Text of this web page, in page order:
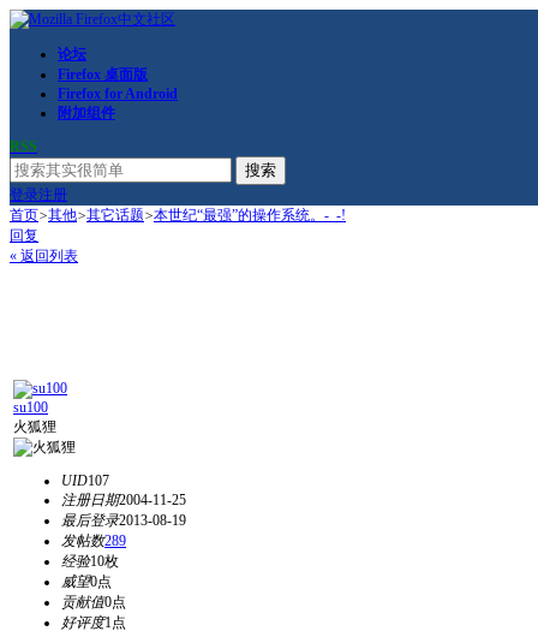
论坛
Firefox 桌面版
Firefox for Android
附加组件
RSS
搜索
登录注册
首页>其他>其它话题>本世纪“最强”的操作系统。-_-!
回复
« 返回列表
su100
火狐狸
UID107
注册日期2004-11-25
最后登录2013-08-19
发帖数289
经验10枚
威望0点
贡献值0点
好评度1点